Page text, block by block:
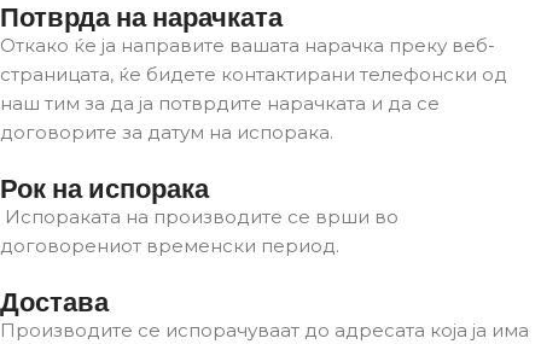
Потврда на нарачката
Откако ќе ја направите вашата нарачка преку веб-
страницата, ќе бидете контактирани телефонски од
наш тим за да ја потврдите нарачката и да се
договорите за датум на испорака.
Рок на испорака
Испораката на производите се врши во
договорениот временски период.
Достава
Производите се испорачуваат до адресата која ја има